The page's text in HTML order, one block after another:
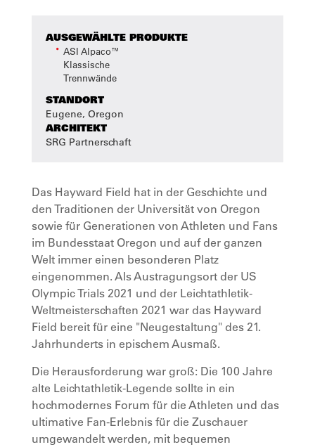
AUSGEWÄHLTE PRODUKTE
ASI Alpaco™
Klassische
Trennwände
STANDORT
Eugene, Oregon
ARCHITEKT
SRG Partnerschaft
Das Hayward Field hat in der Geschichte und
den Traditionen der Universität von Oregon
sowie für Generationen von Athleten und Fans
im Bundesstaat Oregon und auf der ganzen
Welt immer einen besonderen Platz
eingenommen. Als Austragungsort der US
Olympic Trials 2021 und der Leichtathletik-
Weltmeisterschaften 2021 war das Hayward
Field bereit für eine "Neugestaltung" des 21.
Jahrhunderts in epischem Ausmaß.
Die Herausforderung war groß: Die 100 Jahre
alte Leichtathletik-Legende sollte in ein
hochmodernes Forum für die Athleten und das
ultimative Fan-Erlebnis für die Zuschauer
umgewandelt werden, mit bequemen